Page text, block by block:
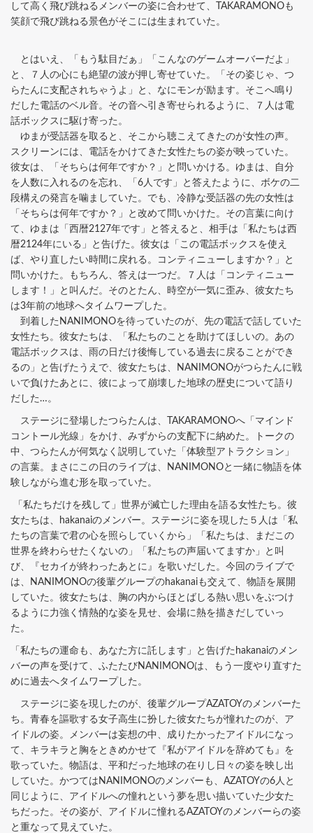
して高く飛び跳ねるメンバーの姿に合わせて、TAKARAMONOも
笑顔で飛び跳ねる景色がそこには生まれていた。
とはいえ、「もう駄目だぁ」「こんなのゲームオーバーだよ」
と、７人の心にも絶望の波が押し寄せていた。「その姿じゃ、つ
らたんに支配されちゃうよ」と、なにモンが励ます。そこへ鳴り
だした電話のベル音。その音へ引き寄せられるように、７人は電
話ボックスに駆け寄った。
ゆまが受話器を取ると、そこから聴こえてきたのが女性の声。
スクリーンには、電話をかけてきた女性たちの姿が映っていた。
彼女は、「そちらは何年ですか？」と問いかける。ゆまは、自分
を人数に入れるのを忘れ、「6人です」と答えたように、ボケの二
段構えの発言を噛ましていた。でも、冷静な受話器の先の女性は
「そちらは何年ですか？」と改めて問いかけた。その言葉に向け
て、ゆまは「西暦2127年です」と答えると、相手は「私たちは西
暦2124年にいる」と告げた。彼女は「この電話ボックスを使え
ば、やり直したい時間に戻れる。コンティニューしますか？」と
問いかけた。もちろん、答えは一つだ。７人は「コンティニュー
します！」と叫んだ。そのとたん、時空が一気に歪み、彼女たち
は3年前の地球へタイムワープした。
到着したNANIMONOを待っていたのが、先の電話で話していた
女性たち。彼女たちは、「私たちのことを助けてほしいの。あの
電話ボックスは、雨の日だけ後悔している過去に戻ることができ
るの」と告げたうえで、彼女たちは、NANIMONOがつらたんに戦
いで負けたあとに、彼によって崩壊した地球の歴史について語り
だした…。
ステージに登場したつらたんは、TAKARAMONOへ「マインド
コントール光線」をかけ、みずからの支配下に納めた。トークの
中、つらたんが何気なく説明していた「体験型アトラクション」
の言葉。まさにこの日のライブは、NANIMONOと一緒に物語を体
験しながら進む形を取っていた。
「私たちだけを残して」世界が滅亡した理由を語る女性たち。彼
女たちは、hakanaiのメンバー。ステージに姿を現した５人は「私
たちの言葉で君の心を照らしていくから」「私たちは、まだこの
世界を終わらせたくないの」「私たちの声届いてますか」と叫
び、『セカイが終わったあとに』を歌いだした。今回のライブで
は、NANIMONOの後輩グループのhakanaiも交えて、物語を展開
していた。彼女たちは、胸の内からほとばしる熱い思いをぶつけ
るように力強く情熱的な姿を見せ、会場に熱を描きだしていっ
た。
「私たちの運命も、あなた方に託します」と告げたhakanaiのメン
バーの声を受けて、ふたたびNANIMONOは、もう一度やり直すた
めに過去へタイムワープした。
ステージに姿を現したのが、後輩グループAZATOYのメンバーた
ち。青春を謳歌する女子高生に扮した彼女たちが憧れたのが、ア
イドルの姿。メンバーは妄想の中、成りたかったアイドルになっ
て、キラキラと胸をときめかせて『私がアイドルを辞めても』を
歌っていた。物語は、平和だった地球の在りし日々の姿を映し出
していた。かつてはNANIMONOのメンバーも、AZATOYの6人と
同じように、アイドルへの憧れという夢を思い描いていた少女た
ちだった。その姿が、アイドルに憧れるAZATOYのメンバーらの姿
と重なって見えていた。